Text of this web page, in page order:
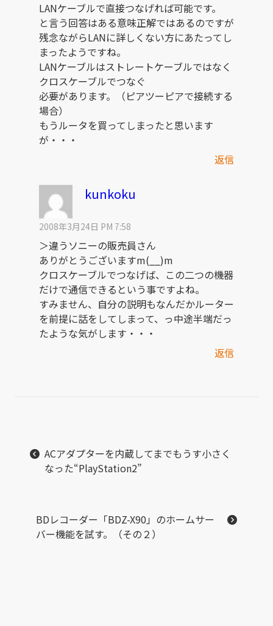
LANケーブルで直接つなげれば可能です。
と言う回答はある意味正解ではあるのですが
残念ながらLANに詳しくない方にあたってし
まったようですね。
LANケーブルはストレートケーブルではなく
クロスケーブルでつなぐ
必要があります。（ピアツーピアで接続する
場合）
もうルータを買ってしまったと思います
が・・・
返信
kunkoku
2008年3月24日 PM 7:58
＞違うソニーの販売員さん
ありがとうございますm(__)m
クロスケーブルでつなげば、この二つの機器
だけで通信できるという事ですよね。
すみません、自分の説明もなんだかルーター
を前提に話をしてしまって、っ中途半端だっ
たような気がします・・・
返信
ACアダプターを内蔵してまでもうす小さく
なった“PlayStation2”
BDレコーダー「BDZ-X90」のホームサー
バー機能を試す。（その２）